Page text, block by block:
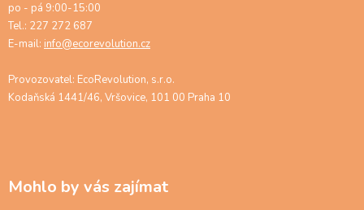
po - pá 9:00-15:00
Tel.: 227 272 687
E-mail: info@ecorevolution.cz
Provozovatel: EcoRevolution, s.r.o.
Kodaňská 1441/46, Vršovice, 101 00 Praha 10
Mohlo by vás zajímat